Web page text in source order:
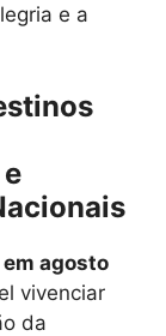
e a
agosto
vivenciar
da